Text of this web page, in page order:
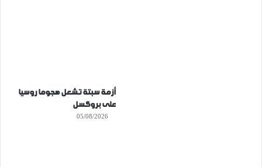
أزمة سبتة تشعل هجوما روسيا
على بروكسل
05/08/2026